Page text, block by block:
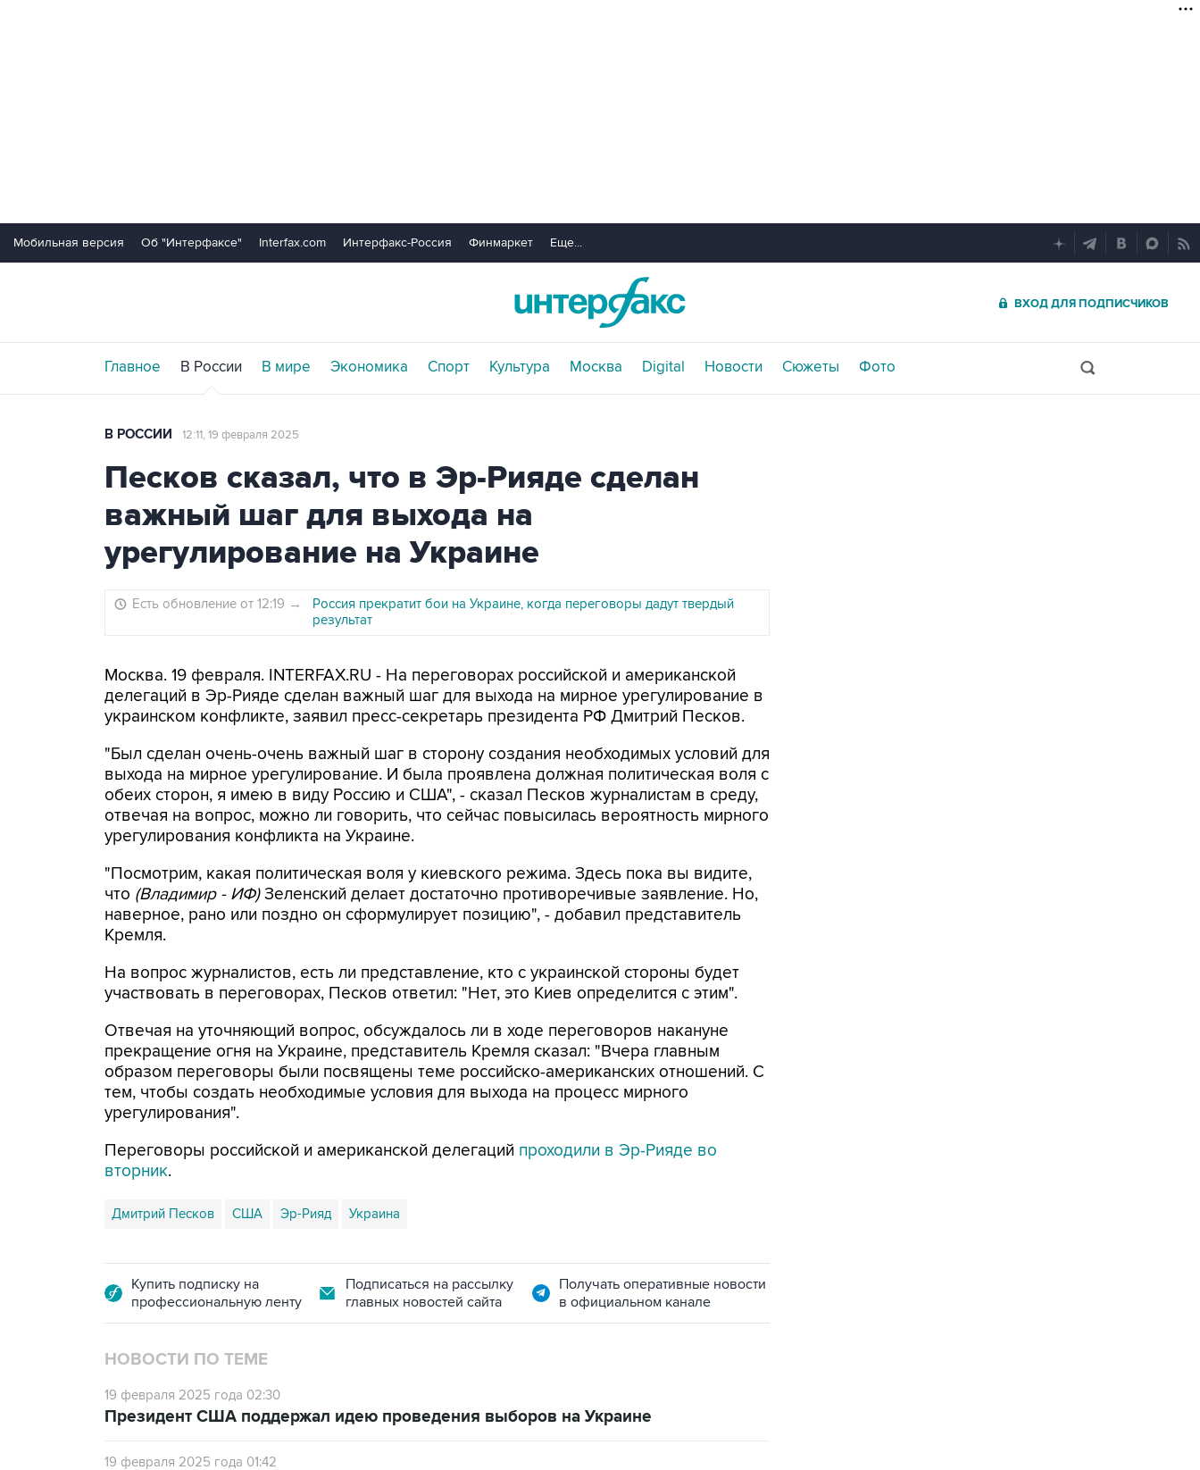
Мобильная версия Об "Интерфаксе" Interfax.com Интерфакс-Россия Финмаркет Еще...
ВХОД ДЛЯ ПОДПИСЧИКОВ
Главное В России В мире Экономика Спорт Культура Москва Digital Новости Сюжеты Фото
В РОССИИ 12:11, 19 февраля 2025
Песков сказал, что в Эр-Рияде сделан
важный шаг для выхода на
урегулирование на Украине
Есть обновление от 12:19 →
Россия прекратит бои на Украине, когда переговоры дадут твердый
результат
Москва. 19 февраля. INTERFAX.RU - На переговорах российской и американской
делегаций в Эр-Рияде сделан важный шаг для выхода на мирное урегулирование в
украинском конфликте, заявил пресс-секретарь президента РФ Дмитрий Песков.
"Был сделан очень-очень важный шаг в сторону создания необходимых условий для
выхода на мирное урегулирование. И была проявлена должная политическая воля с
обеих сторон, я имею в виду Россию и США", - сказал Песков журналистам в среду,
отвечая на вопрос, можно ли говорить, что сейчас повысилась вероятность мирного
урегулирования конфликта на Украине.
"Посмотрим, какая политическая воля у киевского режима. Здесь пока вы видите,
что (Владимир - ИФ)Зеленский делает достаточно противоречивые заявление. Но,
наверное, рано или поздно он сформулирует позицию", - добавил представитель
Кремля.
На вопрос журналистов, есть ли представление, кто с украинской стороны будет
участвовать в переговорах, Песков ответил: "Нет, это Киев определится с этим".
Отвечая на уточняющий вопрос, обсуждалось ли в ходе переговоров накануне
прекращение огня на Украине, представитель Кремля сказал: "Вчера главным
образом переговоры были посвящены теме российско-американских отношений. С
тем, чтобы создать необходимые условия для выхода на процесс мирного
урегулирования".
Переговоры российской и американской делегаций проходили в Эр-Рияде во
вторник.
Дмитрий Песков США Эр-Рияд Украина
Купить подписку на
профессиональную ленту
Подписаться на рассылку
главных новостей сайта
Получать оперативные новости
в официальном канале
НОВОСТИ ПО ТЕМЕ
19 февраля 2025 года 02:30
Президент США поддержал идею проведения выборов на Украине
19 февраля 2025 года 01:42